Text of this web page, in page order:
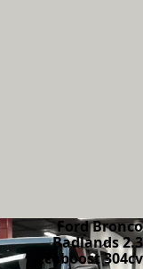
Ford Bronco
Badlands 2.3
Ecoboost 304cv